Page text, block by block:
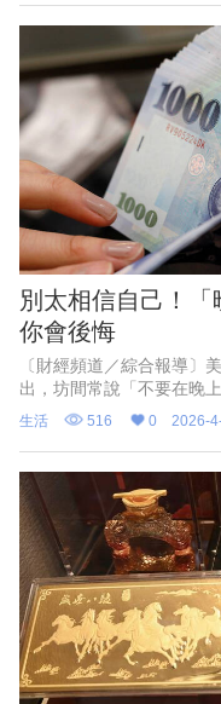
日）、國慶日（3日）、
及行憲紀念日（3日）等
於116年12月31日（星期
別太相信自己！
你會後悔
〔財經頻道／綜合報導〕
出，坊間常說「不要在晚
此時人的專注力下降、情
而在財務決策上，這一點
說」。晚上8點後做的3個
生活 516 0 2026-